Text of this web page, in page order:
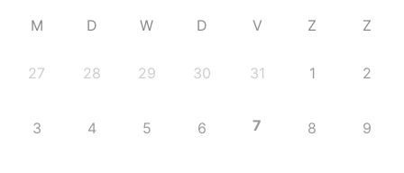
M D W D V Z Z
27 28 29 30 31 1 2
3 4 5 6 7 8 9